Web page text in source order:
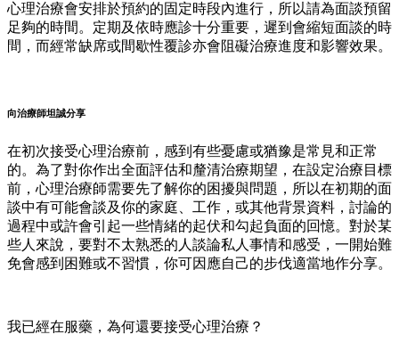
心理治療會安排於預約的固定時段內進行，所以請為面談預留
足夠的時間。定期及依時應診十分重要，遲到會縮短面談的時
間，而經常缺席或間歇性覆診亦會阻礙治療進度和影響效果。
向治療師坦誠分享
在初次接受心理治療前，感到有些憂慮或猶豫是常見和正常
的。為了對你作出全面評估和釐清治療期望，在設定治療目標
前，心理治療師需要先了解你的困擾與問題，所以在初期的面
談中有可能會談及你的家庭、工作，或其他背景資料，討論的
過程中或許會引起一些情緒的起伏和勾起負面的回憶。對於某
些人來說，要對不太熟悉的人談論私人事情和感受，一開始難
免會感到困難或不習慣，你可因應自己的步伐適當地作分享。
我已經在服藥，為何還要接受心理治療？